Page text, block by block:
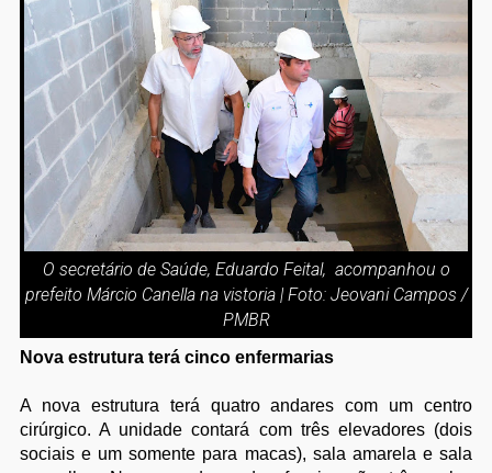
O secretário de Saúde, Eduardo Feital, acompanhou o
prefeito Márcio Canella na vistoria | Foto: Jeovani Campos /
PMBR
Nova estrutura terá cinco enfermarias
A nova estrutura terá quatro andares com um centro
cirúrgico. A unidade contará com três elevadores (dois
sociais e um somente para macas), sala amarela e sala